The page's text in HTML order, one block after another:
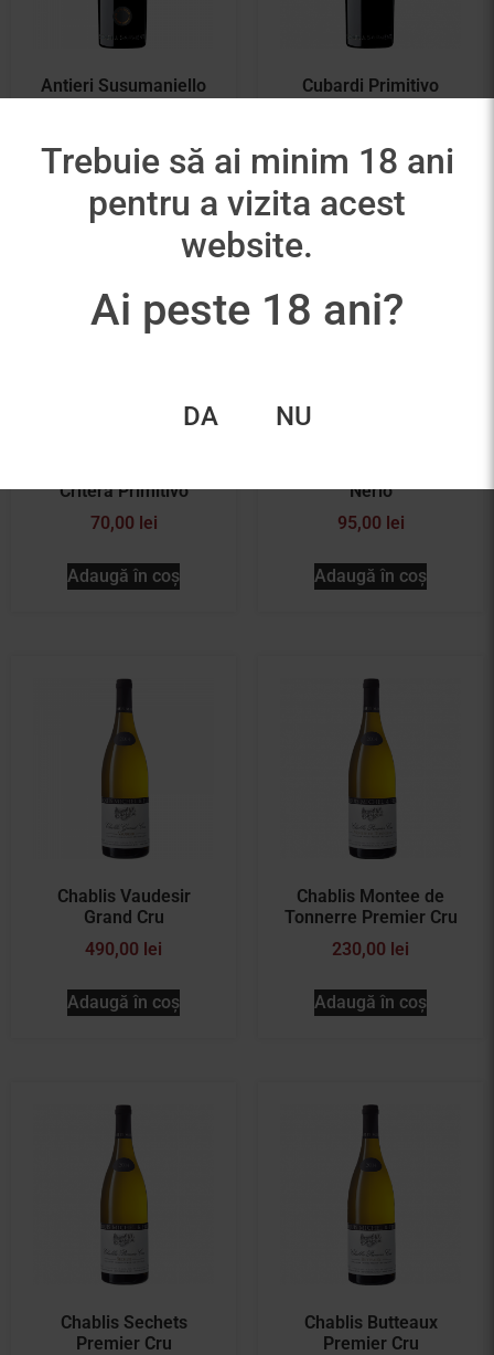
Antieri Susumaniello
Adaugă în coș
Cubardi Primitivo
Adaugă în coș
Critera Primitivo
70,00 lei
Adaugă în coș
Nerio
95,00 lei
Adaugă în coș
Chablis Vaudesir
Grand Cru
490,00 lei
Adaugă în coș
Chablis Montee de
Tonnerre Premier Cru
230,00 lei
Adaugă în coș
Chablis Sechets
Premier Cru
Chablis Butteaux
Premier Cru
Trebuie să ai minim 18 ani
pentru a vizita acest
website.
Ai peste 18 ani?
DA NU